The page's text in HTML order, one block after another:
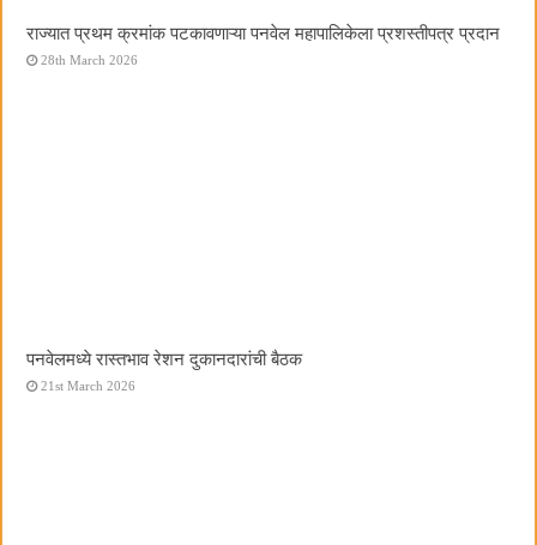
राज्यात प्रथम क्रमांक पटकावणाऱ्या पनवेल महापालिकेला प्रशस्तीपत्र प्रदान
28th March 2026
पनवेलमध्ये रास्तभाव रेशन दुकानदारांची बैठक
21st March 2026